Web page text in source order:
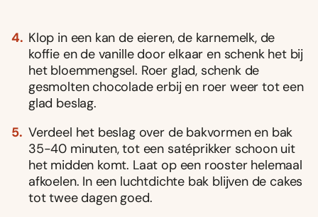
Klop in een kan de eieren, de karnemelk, de
koffie en de vanille door elkaar en schenk het bij
het bloemmengsel. Roer glad, schenk de
gesmolten chocolade erbij en roer weer tot een
glad beslag.
Verdeel het beslag over de bakvormen en bak
35-40 minuten, tot een satéprikker schoon uit
het midden komt. Laat op een rooster helemaal
afkoelen. In een luchtdichte bak blijven de cakes
tot twee dagen goed.